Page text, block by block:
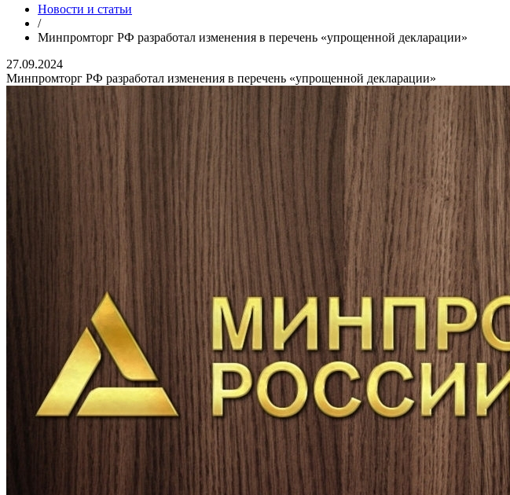
Новости и статьи
/
Минпромторг РФ разработал изменения в перечень «упрощенной декларации»
27.09.2024
Минпромторг РФ разработал изменения в перечень «упрощенной декларации»